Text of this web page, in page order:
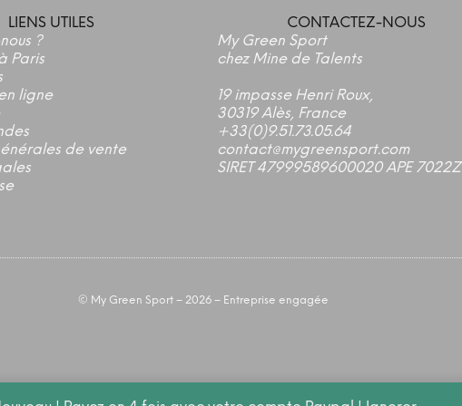
LIENS UTILES
?
Paris
ligne
de vente
CONTACTEZ-NOUS
My Green Sport
chez Mine de Talents
19 impasse Henri Roux,
30319 Alès, France
+33(0)9.51.73.05.64
contact@mygreensport.com
SIRET 47999589600020 APE 7022Z
© My Green Sport – 2026 – Entreprise engagée